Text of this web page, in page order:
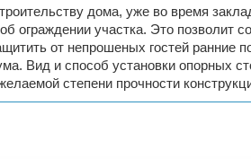
дома, уже во время
ограждении участка. Это позволит
от непрошеных гостей ранние
Вид и способ установки опорных
степени прочности